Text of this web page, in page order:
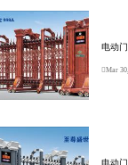
电动门
Mar
电动门